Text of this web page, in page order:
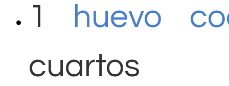
1
huevo
cuartos